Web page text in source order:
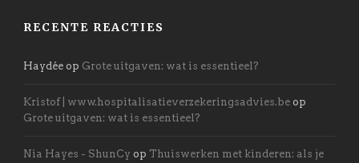
RECENTE REACTIES
Haydée op Grote uitgaven: wat is essentieel?
Kristof | www.hospitalisatieverzekeringsadvies.be op
Grote uitgaven: wat is essentieel?
Nia Hayes - ShunCy op Thuiswerken met kinderen: als je